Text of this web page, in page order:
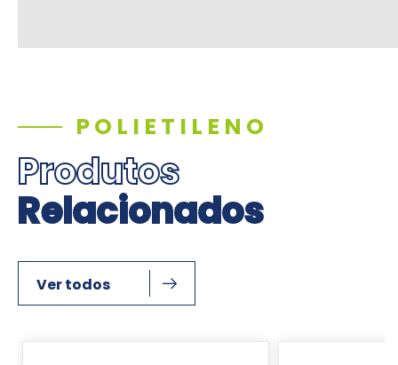
POLIETILENO
Produtos
Relacionados
Ver todos